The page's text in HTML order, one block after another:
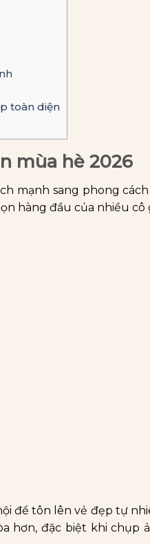
toàn diện
mùa hè 2026
mạnh sang phong
hàng đầu của nhiều cô
để tôn lên vẻ đẹp tự
hơn, đặc biệt khi chụp